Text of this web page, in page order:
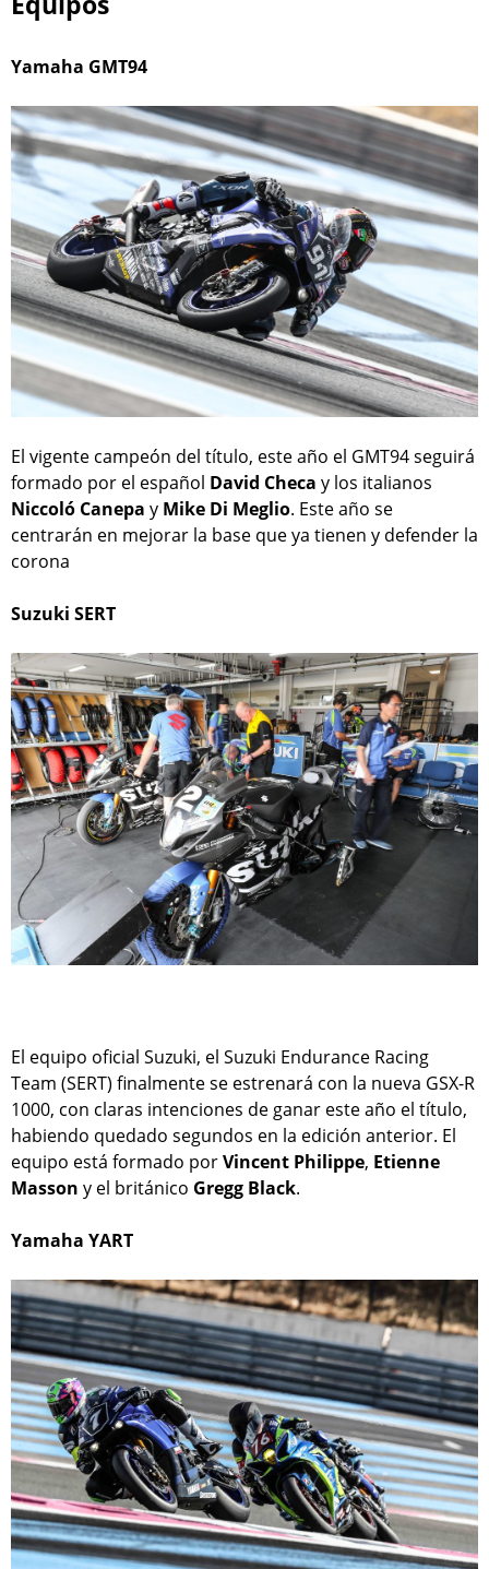
Yamaha GMT94
El vigente campeón del título, este año el GMT94 seguirá
formado por el español David Checa y los italianos
Niccoló Canepa y Mike Di Meglio. Este año se
centrarán en mejorar la base que ya tienen y defender la
corona
Suzuki SERT
El equipo oficial Suzuki, el Suzuki Endurance Racing
Team (SERT) finalmente se estrenará con la nueva GSX-R
1000, con claras intenciones de ganar este año el título,
habiendo quedado segundos en la edición anterior. El
equipo está formado porVincent Philippe, Etienne
Masson y el británico Gregg Black.
Yamaha YART